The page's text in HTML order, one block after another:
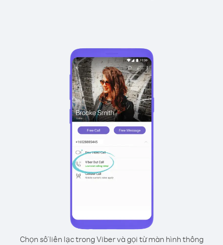
Chọn số liên lạc trong Viber và gọi từ màn hình thông